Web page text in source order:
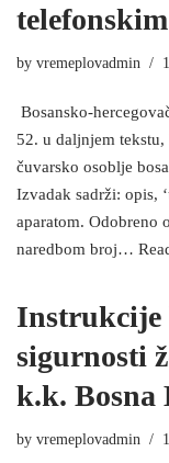
by vremeplovadmin
Bosansko-
52. u daljnjem
čuvarsko osoblje
Izvadak sadrži: opis,
aparatom. Odobreno
naredbom broj…
Instrukcije
sigurnosti
k.k. Bosna
by vremeplovadmin